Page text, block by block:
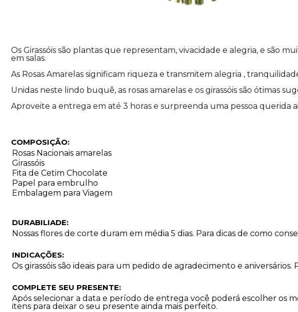
Os Girassóis são plantas que representam, vivacidade e alegria, e são
em salas.
As Rosas Amarelas significam riqueza e transmitem alegria ,
Unidas neste lindo buquê, as rosas amarelas e os girassóis são ótimas
Aproveite a entrega em até 3 horas e surpreenda uma pessoa querida
COMPOSIÇÃO:
Rosas Nacionais amarelas
Girassóis
Fita de Cetim Chocolate
Papel para embrulho
Embalagem para Viagem
DURABILIADE:
Nossas flores de corte duram em média 5 dias. Para dicas de como
INDICAÇÕES:
Os girassóis são ideais para um pedido de agradecimento e aniversários.
COMPLETE SEU PRESENTE:
Após selecionar a data e período de entrega você poderá escolher os
itens para deixar o seu presente ainda mais perfeito.